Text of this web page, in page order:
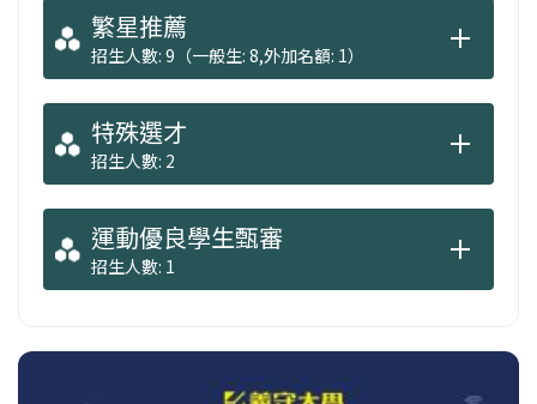
繁星推薦
招生人數: 9（一般生: 8,外加名額: 1）
特殊選才
招生人數: 2
運動優良學生甄審
招生人數: 1